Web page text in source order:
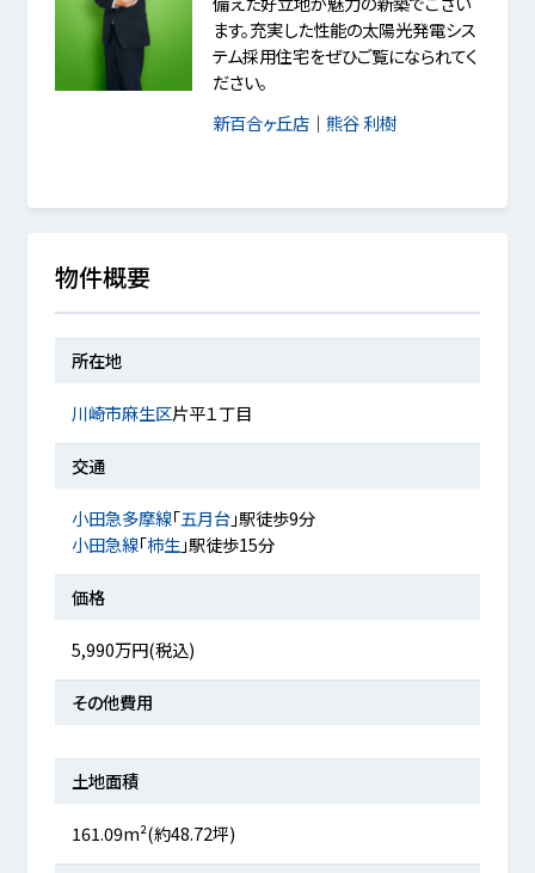
ます。充実した性能の太陽光発電シス
テム採用住宅をぜひご覧になられてく
ださい。
新百合ヶ丘店｜ 熊谷 利樹
物件概要
所在地
川崎市麻生区片平１丁目
交通
小田急多摩線「五月台」駅徒歩9分
小田急線「柿生」駅徒歩15分
価格
5,990万円(税込)
その他費用
土地面積
161.09m²(約48.72坪)